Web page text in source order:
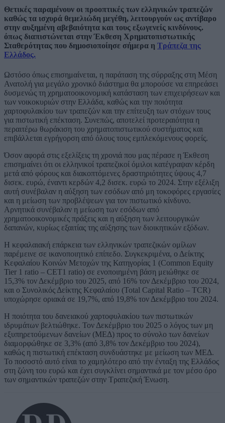
Θετικές παραμένουν οι προοπτικές των ελληνικών τραπεζών
καθώς τα ισχυρά θεμελιώδη μεγέθη, λειτουργούν ως αντίβαρο
στην αυξημένη αβεβαιότητα και τους εξωγενείς κινδύνους.
όπως διαπιστώνεται στην Έκθεση Χρηματοπιστωτικής
Σταθερότητας που δημοσιοποίησε σήμερα η Τράπεζα της
Ελλάδος.
Ωστόσο όπως επισημαίνεται, η παράταση της σύρραξης στη Μέση
Ανατολή για μεγάλο χρονικό διάστημα θα μπορούσε να επηρεάσει
δυσμενώς τη χρηματοοικονομική κατάσταση των επιχειρήσεων και
των νοικοκυριών στην Ελλάδα, καθώς και την ποιότητα
χαρτοφυλακίου των τραπεζών και την επίτευξη των στόχων τους
για πιστωτική επέκταση. Συνεπώς, αποτελεί προτεραιότητα η
περαιτέρω θωράκιση του χρηματοπιστωτικού συστήματος και
επιβάλλεται εγρήγορση από όλους τους εμπλεκόμενους φορείς.
Όσον αφορά στις εξελίξεις τη χρονιά που μας πέρασε η Έκθεση
επισημαίνει ότι οι ελληνικοί τραπεζικοί όμιλοι κατέγραψαν κέρδη
μετά από φόρους και διακοπτόμενες δραστηριότητες ύψους 4,7
δισεκ. ευρώ, έναντι κερδών 4,2 δισεκ. ευρώ το 2024. Στην εξέλιξη
αυτή συνέβαλαν η αύξηση των εσόδων από μη τοκοφόρες εργασίες
και η μείωση των προβλέψεων για τον πιστωτικό κίνδυνο.
Αρνητικά συνέβαλαν η μείωση των εσόδων από
χρηματοοικονομικές πράξεις και η αύξηση των λειτουργικών
δαπανών, κυρίως εξαιτίας της αύξησης των διοικητικών εξόδων.
Η κεφαλαιακή επάρκεια των ελληνικών τραπεζικών ομίλων
παρέμεινε σε ικανοποιητικό επίπεδο. Συγκεκριμένα, ο Δείκτης
Κεφαλαίου Κοινών Μετοχών της Κατηγορίας 1 (Common Equity
Tier 1 ratio – CET1 ratio) σε ενοποιημένη βάση μειώθηκε σε
15,3% τον Δεκέμβριο του 2025, από 16% τον Δεκέμβριο του 2024,
και ο Συνολικός Δείκτης Κεφαλαίου (Total Capital Ratio – TCR)
υποχώρησε οριακά σε 19,7%, από 19,8% τον Δεκέμβριο του 2024.
Η ποιότητα του δανειακού χαρτοφυλακίου των πιστωτικών
ιδρυμάτων βελτιώθηκε. Τον Δεκέμβριο του 2025 ο λόγος των μη
εξυπηρετούμενων δανείων (ΜΕΔ) προς το σύνολο των δανείων
διαμορφώθηκε σε 3,3% (από 3,8% τον Δεκέμβριο του 2024),
καθώς η πιστωτική επέκταση συνδυάστηκε με μείωση των ΜΕΔ.
Το ποσοστό αυτό είναι το χαμηλότερο από την ένταξη της Ελλάδος
στη ζώνη του ευρώ και έχει συγκλίνει σημαντικά με τον μέσο όρο
των σημαντικών τραπεζών στην Τραπεζική Ένωση.